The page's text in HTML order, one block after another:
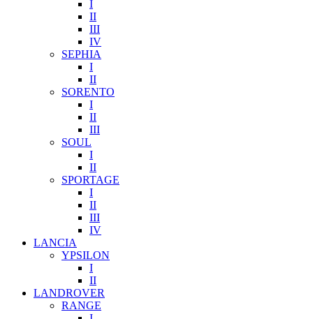
I
II
III
IV
SEPHIA
I
II
SORENTO
I
II
III
SOUL
I
II
SPORTAGE
I
II
III
IV
LANCIA
YPSILON
I
II
LANDROVER
RANGE